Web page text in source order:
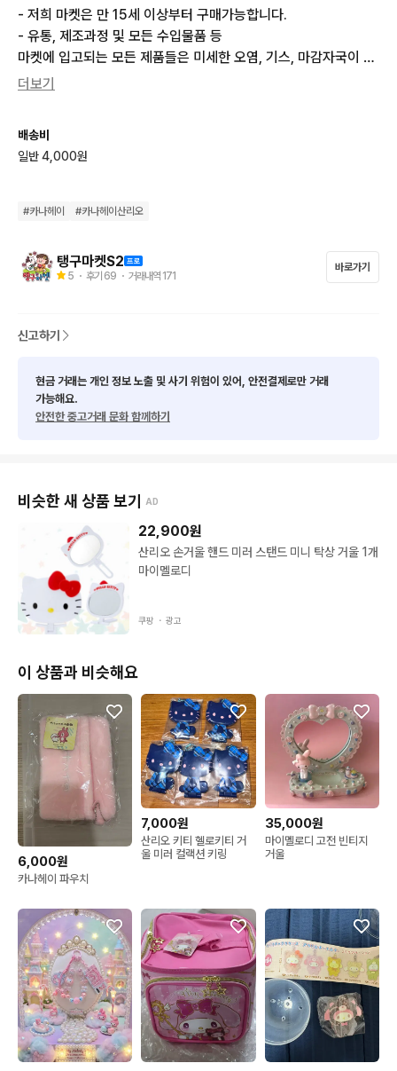
- 저희 마켓은 만 15세 이상부터 구매가능합니다.
- 유통, 제조과정 및 모든 수입물품 등
마켓에 입고되는 모든 제품들은 미세한 오염, 기스, 마감자국이 있
을 수 있습니다.
찢김 등은 교환/ 환불이 불가합니다.
- 고전상품 제외 한 모든 제품은 새상품 입니다!
일 이내 입니다!
더보기
배송비
일반 4,000원
#카나헤이 #카나헤이산리오
탱구마켓S2
5 ・ 후기 69 ・ 거래내역 171
바로가기
신고하기
현금 거래는 개인 정보 노출 및 사기 위험이 있어, 안전결제로만 거래
가능해요.
안전한 중고거래 문화 함께하기
비슷한 새 상품 보기 AD
22,900원
산리오 손거울 핸드 미러 스탠드 미니 탁상 거울 1개
마이멜로디
쿠팡 ・ 광고
이 상품과 비슷해요
6,000원
카나헤이 파우치
7,000원
산리오 키티 헬로키티 거
울 미러 컬랙션 키링
35,000원
마이멜로디 고전 빈티지
거울